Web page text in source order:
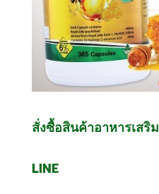
สั่งซื้อสินค้าอาหารเสริม
LINE